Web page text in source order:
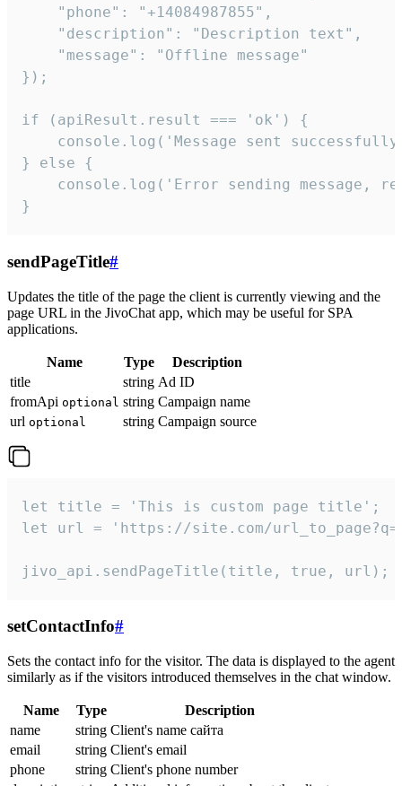
    "phone": "+14084987855",
    "description": "Description text",
    "message": "Offline message"
});
if (apiResult.result === 'ok') {
console.log('Message sent
} else {
console.log('Error sending message,
}
sendPageTitle#
Updates the title of the page the client is currently viewing and the
page URL in the JivoChat app, which may be useful for SPA
applications.
Name Type
Description
title
string Ad ID
fromApi optional string Campaign name
url optional string Campaign source
let title = 'This is custom page title';
let url = 'https://site.com/
jivo_api.sendPageTitle(title, true, url);
setContactInfo#
Sets the contact info for the visitor. The data is displayed to the agent
similarly as if the visitors introduced themselves in the chat window.
Name Type
Description
name
string Client's name сайта
email
string Client's email
phone
string Client's phone number